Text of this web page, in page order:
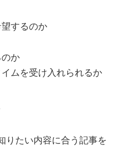
するのか
か
ムを受け入れられるか
りたい内容に合う記事を